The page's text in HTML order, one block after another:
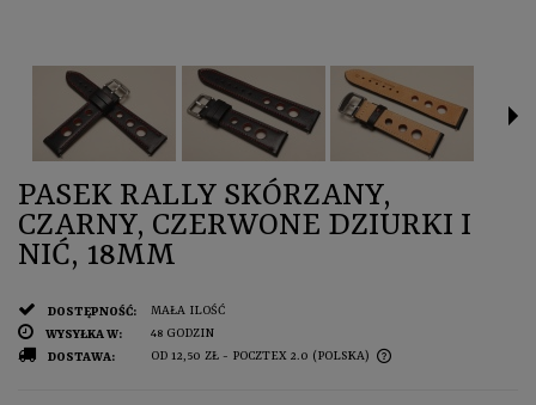
PASEK RALLY SKÓRZANY,
CZARNY, CZERWONE DZIURKI I
NIĆ, 18MM
DOSTĘPNOŚĆ:
MAŁA ILOŚĆ
WYSYŁKA W:
48 GODZIN
DOSTAWA:
OD 12,50 ZŁ - POCZTEX 2.0 (POLSKA)